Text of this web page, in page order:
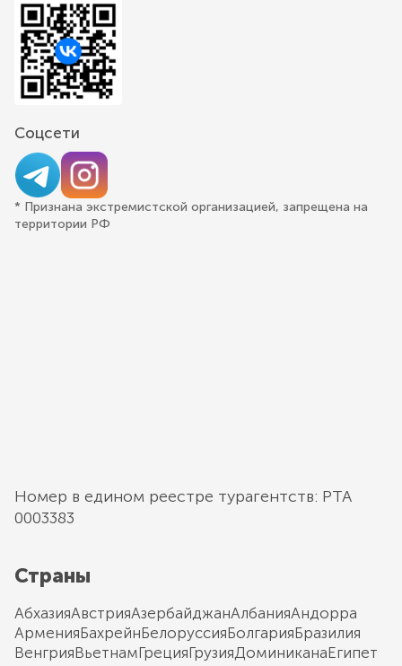
Соцсети
* Признана экстремистской организацией, запрещена на
территории РФ
Номер в едином реестре турагентств: РТА
0003383
Страны
АбхазияАвстрияАзербайджанАлбанияАндорра
АрменияБахрейнБелоруссияБолгарияБразилия
ВенгрияВьетнамГрецияГрузияДоминиканаЕгипет